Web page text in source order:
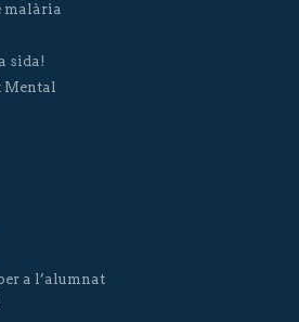
malària
sida!
Mental
a l’alumnat